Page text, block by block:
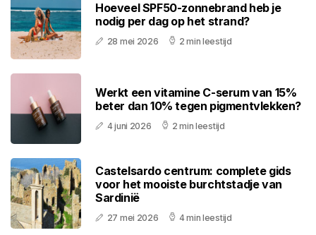
Hoeveel SPF50-zonnebrand heb je
nodig per dag op het strand?
28 mei 2026 2 min leestijd
Werkt een vitamine C-serum van 15%
beter dan 10% tegen pigmentvlekken?
4 juni 2026 2 min leestijd
Castelsardo centrum: complete gids
voor het mooiste burchtstadje van
Sardinië
27 mei 2026 4 min leestijd